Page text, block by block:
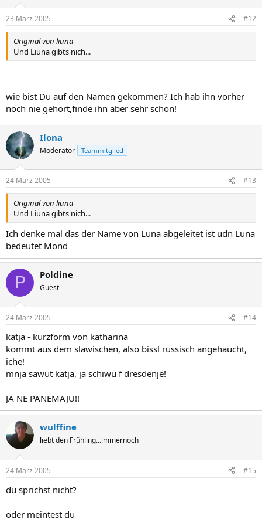
23 März 2005 #12
Original von liuna
Und Liuna gibts nich...
wie bist Du auf den Namen gekommen? Ich hab ihn vorher
noch nie gehört,finde ihn aber sehr schön!
Ilona
Moderator Teammitglied
24 März 2005 #13
Original von liuna
Und Liuna gibts nich...
Ich denke mal das der Name von Luna abgeleitet ist udn Luna
bedeutet Mond
P Poldine
Guest
24 März 2005 #14
katja - kurzform von katharina
kommt aus dem slawischen, also bissl russisch angehaucht,
iche!
mnja sawut katja, ja schiwu f dresdenje!
JA NE PANEMAJU!!
wulffine
liebt den Frühling...immernoch
24 März 2005 #15
du sprichst nicht?
oder meintest du